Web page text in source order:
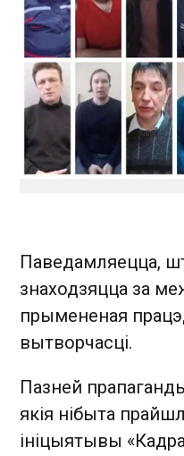
Паведамляецца,
знаходзяцца за
прымененая
вытворчасці.
Пазней
якія нібыта
ініцыятывы